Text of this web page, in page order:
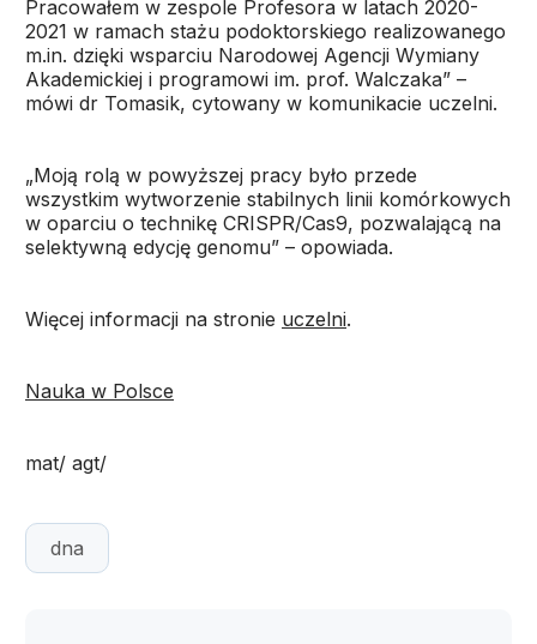
Pracowałem w zespole Profesora w latach 2020-
2021 w ramach stażu podoktorskiego realizowanego
m.in. dzięki wsparciu Narodowej Agencji Wymiany
Akademickiej i programowi im. prof. Walczaka” –
mówi dr Tomasik, cytowany w komunikacie uczelni.
„Moją rolą w powyższej pracy było przede
wszystkim wytworzenie stabilnych linii komórkowych
w oparciu o technikę CRISPR/Cas9, pozwalającą na
selektywną edycję genomu” – opowiada.
Więcej informacji na stronie uczelni.
Nauka w Polsce
mat/ agt/
dna